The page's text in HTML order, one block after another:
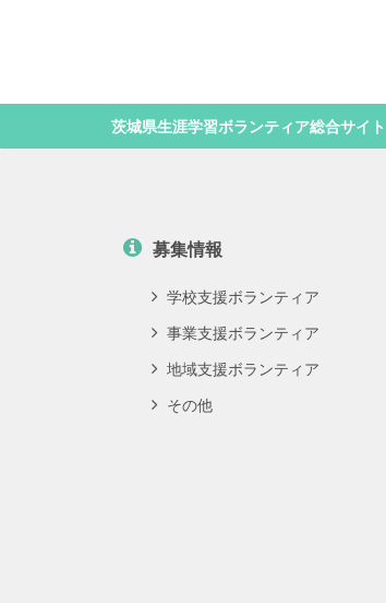
茨城県生涯学習ボランティア総合サイ
募集情報
学校支援ボランティア
事業支援ボランティア
地域支援ボランティア
その他